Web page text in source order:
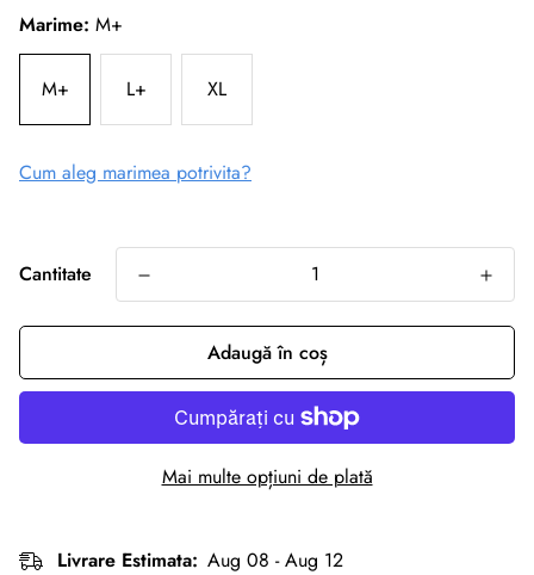
Marime: M+
M+ L+ XL
Cum aleg marimea potrivita?
Cantitate
Adaugă în coș
Mai multe opțiuni de plată
Livrare Estimata: Aug 08 - Aug 12